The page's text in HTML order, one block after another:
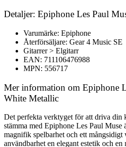
Detaljer: Epiphone Les Paul
Varumärke: Epiphone
Återförsäljare: Gear 4 Music SE
Gitarrer > Elgitarr
EAN: 711106476988
MPN: 556717
Mer information om Epiphone
White Metallic
Det perfekta verktyget för att driva din
stämma med Epiphone Les Paul
magnifik spelbarhet och ett
användbarhet en elegant estetik och